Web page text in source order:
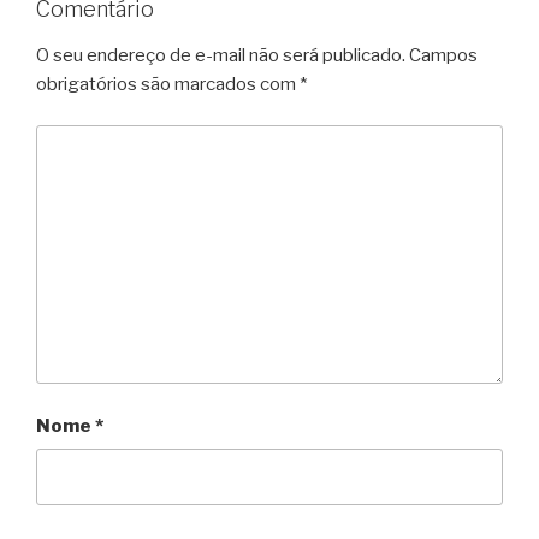
Comentário
O seu endereço de e-mail não será publicado. Campos
obrigatórios são marcados com *
Nome *